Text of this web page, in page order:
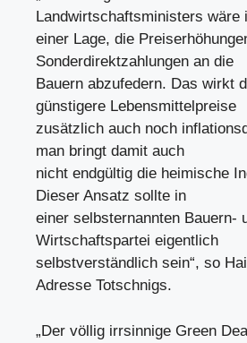
Landwirtschaftsministers wäre
einer Lage, die
Sonderdirektzahlungen an die
Bauern abzufedern. Das wirkt
günstigere Lebensmittelpreise
zusätzlich auch noch
man bringt damit auch
nicht endgültig die heimische
Dieser Ansatz sollte in
einer selbsternannten Bauern-
Wirtschaftspartei eigentlich
selbstverständlich sein“, so
Adresse Totschnigs.
„Der völlig irrsinnige Green